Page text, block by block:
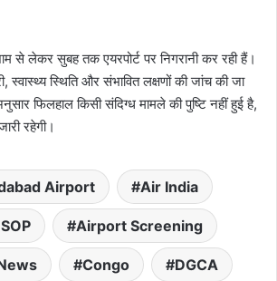
से लेकर सुबह तक एयरपोर्ट पर निगरानी कर रही हैं।
स्वास्थ्य स्थिति और संभावित लक्षणों की जांच की जा
फिलहाल किसी संदिग्ध मामले की पुष्टि नहीं हुई है,
रहेगी।
Airport Air India
Airport Screening
Congo DGCA